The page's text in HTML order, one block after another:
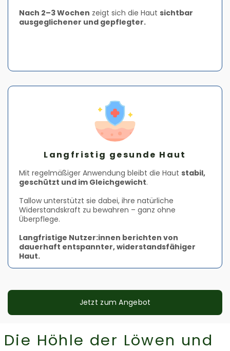
Nach 2–3 Wochen zeigt sich die Haut sichtbar
ausgeglichener und gepflegter.
Langfristig gesunde Haut
Mit regelmäßiger Anwendung bleibt die Haut stabil,
geschützt und im Gleichgewicht.
Tallow unterstützt sie dabei, ihre natürliche
Widerstandskraft zu bewahren – ganz ohne
Überpflege.
Langfristige Nutzer:innen berichten von
dauerhaft entspannter, widerstandsfähiger
Haut.
Jetzt zum Angebot
Die Höhle der Löwen und